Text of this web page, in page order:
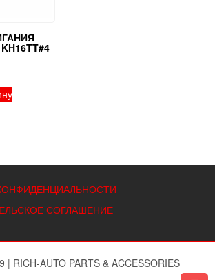
СОГЛАШЕНИЕ
| RICH-AUTO PARTS & ACCESSORIES